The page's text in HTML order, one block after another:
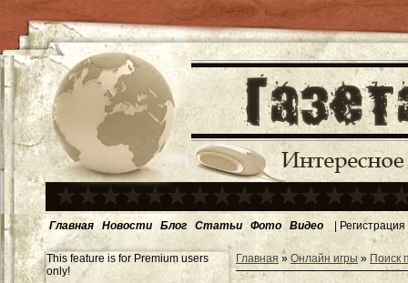
Главная Новости Блог Статьи Фото Видео | Регистрация
This feature is for Premium users
only!
Главная » Онлайн игры » Поиск